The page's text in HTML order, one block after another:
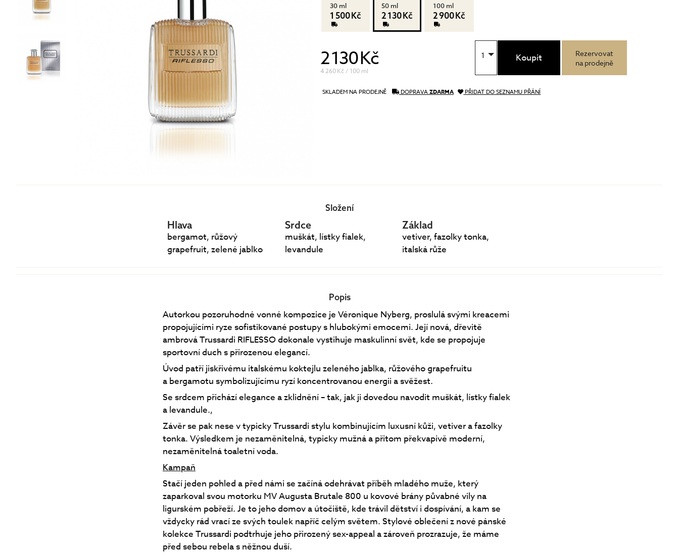
Krémy
24 hodinové
BB/CC krémy
péče o řasy a obočí
Dárkové kazety
DOPLŇKY
30 ml
1 500 Kč
50 ml
2 130 Kč
100 ml
2 900 Kč
2 130 Kč
4 260 Kč / 100 ml
1 Koupit
Rezervovat
na prodejně
SKLADEM NA PRODEJNĚ DOPRAVA ZDARMA PŘIDAT DO SEZNAMU PŘÁNÍ
Složení
Hlava
bergamot, růžový
grapefruit, zelené jablko
Srdce
muškát, lístky fialek,
levandule
Základ
vetiver, fazolky tonka,
italská růže
Popis
Autorkou pozoruhodné vonné kompozice je Véronique Nyberg, proslulá svými kreacemi
propojujícími ryze sofistikované postupy s hlubokými emocemi. Její nová, dřevitě
ambrová Trussardi RIFLESSO dokonale vystihuje maskulinní svět, kde se propojuje
sportovní duch s přirozenou elegancí.
Úvod patří jiskřivému italskému koktejlu zeleného jablka, růžového grapefruitu
a bergamotu symbolizujícímu ryzí koncentrovanou energii a svěžest.
Se srdcem přichází elegance a zklidnění – tak, jak ji dovedou navodit muškát, lístky fialek
a levandule.,
Závěr se pak nese v typicky Trussardi stylu kombinujícím luxusní kůži, vetiver a fazolky
tonka. Výsledkem je nezaměnitelná, typicky mužná a přitom překvapivě moderní,
nezaměnitelná toaletní voda.
Kampaň
Stačí jeden pohled a před námi se začíná odehrávat příběh mladého muže, který
zaparkoval svou motorku MV Augusta Brutale 800 u kovové brány půvabné vily na
ligurském pobřeží. Je to jeho domov a útočiště, kde trávil dětství i dospívání, a kam se
vždycky rád vrací ze svých toulek napříč celým světem. Stylové oblečení z nové pánské
kolekce Trussardi podtrhuje jeho přirozený sex-appeal a zároveň prozrazuje, že máme
před sebou rebela s něžnou duší.